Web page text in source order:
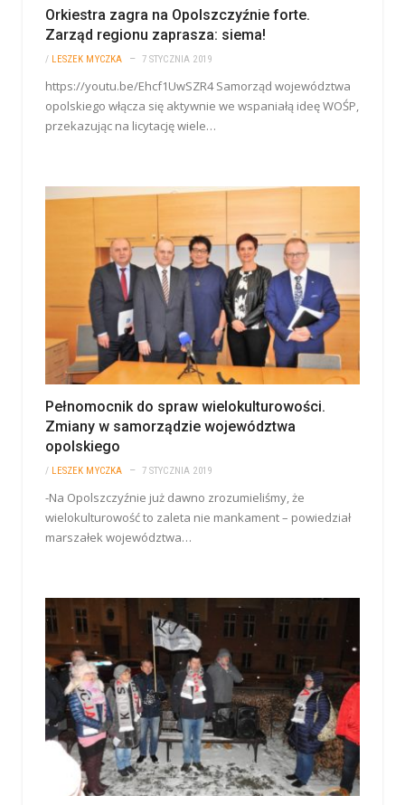
Orkiestra zagra na Opolszczyźnie forte.
Zarząd regionu zaprasza: siema!
/ LESZEK MYCZKA 7 STYCZNIA 2019
https://youtu.be/Ehcf1UwSZR4 Samorząd województwa
opolskiego włącza się aktywnie we wspaniałą ideę WOŚP,
przekazując na licytację wiele…
Pełnomocnik do spraw wielokulturowości.
Zmiany w samorządzie województwa
opolskiego
/ LESZEK MYCZKA 7 STYCZNIA 2019
-Na Opolszczyźnie już dawno zrozumieliśmy, że
wielokulturowość to zaleta nie mankament – powiedział
marszałek województwa…